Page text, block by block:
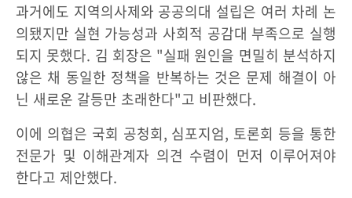
과거에도 지역의사제와 공공의대 설립은 여러 차례 논
의됐지만 실현 가능성과 사회적 공감대 부족으로 실행
되지 못했다. 김 회장은 "실패 원인을 면밀히 분석하지
않은 채 동일한 정책을 반복하는 것은 문제 해결이 아
닌 새로운 갈등만 초래한다"고 비판했다.
이에 의협은 국회 공청회, 심포지엄, 토론회 등을 통한
전문가 및 이해관계자 의견 수렴이 먼저 이루어져야
한다고 제안했다.